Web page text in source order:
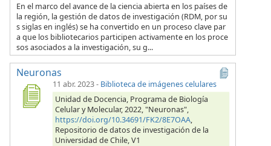
En el marco del avance de la ciencia abierta en los países de
la región, la gestión de datos de investigación (RDM, por su
s siglas en inglés) se ha convertido en un proceso clave par
a que los bibliotecarios participen activamente en los proce
sos asociados a la investigación, su g...
Neuronas
11 abr. 2023- Biblioteca de imágenes celulares
Unidad de Docencia, Programa de Biología
Celular y Molecular, 2022, "Neuronas",
https://doi.org/10.34691/FK2/8E7OAA,
Repositorio de datos de investigación de la
Universidad de Chile, V1